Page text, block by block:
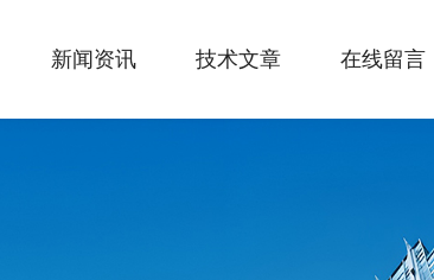
新闻资讯 技术文章 在线留言